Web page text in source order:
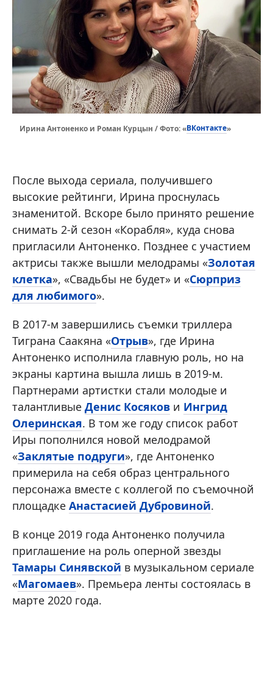
Ирина Антоненко и Роман Курцын / Фото: «ВКонтакте»
После выхода сериала, получившего
высокие рейтинги, Ирина проснулась
знаменитой. Вскоре было принято решение
снимать 2-й сезон «Корабля», куда снова
пригласили Антоненко. Позднее с участием
актрисы также вышли мелодрамы «Золотая
клетка», «Свадьбы не будет» и «Сюрприз
для любимого».
В 2017-м завершились съемки триллера
Тиграна Саакяна «Отрыв», где Ирина
Антоненко исполнила главную роль, но на
экраны картина вышла лишь в 2019-м.
Партнерами артистки стали молодые и
талантливые Денис Косяков и Ингрид
Олеринская. В том же году список работ
Иры пополнился новой мелодрамой
«Заклятые подруги», где Антоненко
примерила на себя образ центрального
персонажа вместе с коллегой по съемочной
площадке Анастасией Дубровиной.
В конце 2019 года Антоненко получила
приглашение на роль оперной звезды
Тамары Синявской в музыкальном сериале
«Магомаев». Премьера ленты состоялась в
марте 2020 года.